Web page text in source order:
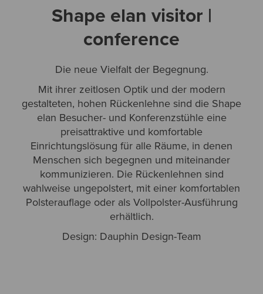
Shape elan visitor |
conference
Die neue Vielfalt der Begegnung.
Mit ihrer zeitlosen Optik und der modern
gestalteten, hohen Rückenlehne sind die Shape
elan Besucher- und Konferenzstühle eine
preisattraktive und komfortable
Einrichtungslösung für alle Räume, in denen
Menschen sich begegnen und miteinander
kommunizieren. Die Rückenlehnen sind
wahlweise ungepolstert, mit einer komfortablen
Polsterauflage oder als Vollpolster-Ausführung
erhältlich.
Design: Dauphin Design-Team